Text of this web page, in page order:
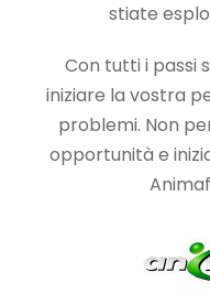
stiate
Con tutti i passi
iniziare la vostra
problemi. Non
opportunità e